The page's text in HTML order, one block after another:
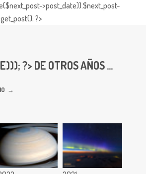
>post_date)).$next_post-
?>
?> DE OTROS AÑOS ...